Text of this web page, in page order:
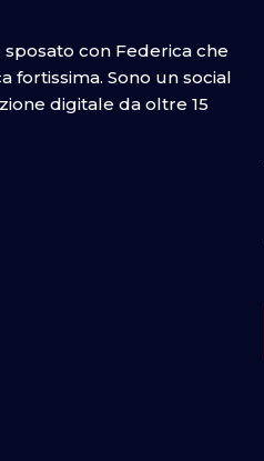
sposato con Federica che
fortissima. Sono un social
digitale da oltre 15